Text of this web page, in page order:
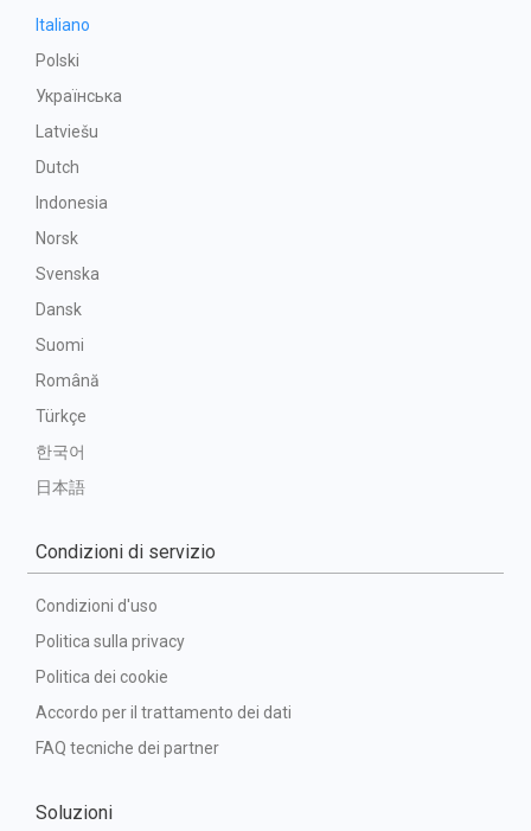
Italiano
Polski
Українська
Latviešu
Dutch
Indonesia
Norsk
Svenska
Dansk
Suomi
Română
Türkçe
한국어
日本語
Condizioni di servizio
Condizioni d'uso
Politica sulla privacy
Politica dei cookie
Accordo per il trattamento dei dati
FAQ tecniche dei partner
Soluzioni